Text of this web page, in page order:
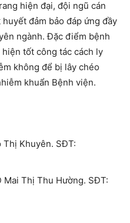
hiện đại, đội ngũ cán
đảm bảo đáp ứng đầy
ngành. Đặc điểm bệnh
tốt công tác cách ly
không để bị lây chéo
khuẩn Bệnh viện.
Thị Khuyên. SĐT:
Thị Thu Hường. SĐT: